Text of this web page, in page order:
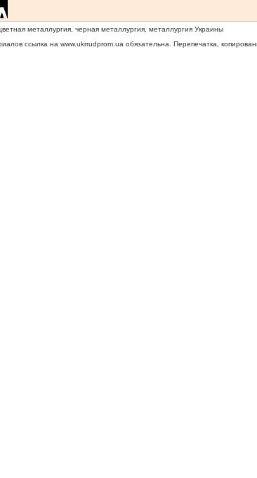
металлургия, черная металлургия, металлургия Украины
ссылка на www.ukrrudprom.ua обязательна. Перепечатка,